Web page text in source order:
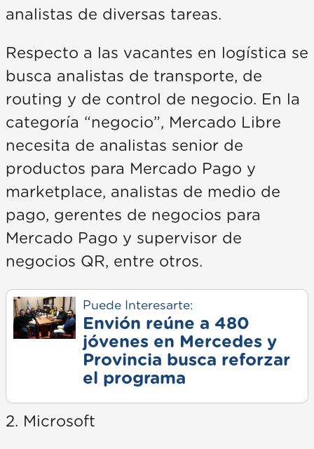
analistas de diversas tareas.
Respecto a las vacantes en logística se
busca analistas de transporte, de
routing y de control de negocio. En la
categoría “negocio”, Mercado Libre
necesita de analistas senior de
productos para Mercado Pago y
marketplace, analistas de medio de
pago, gerentes de negocios para
Mercado Pago y supervisor de
negocios QR, entre otros.
Puede Interesarte:
Envión reúne a 480
jóvenes en Mercedes y
Provincia busca reforzar
el programa
2. Microsoft